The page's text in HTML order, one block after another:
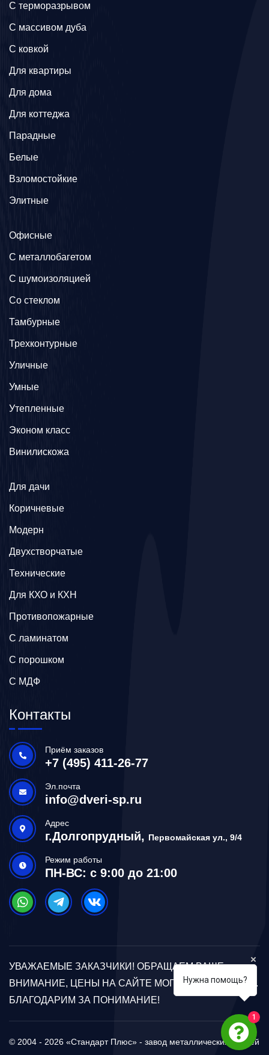
C терморазрывом
C массивом дуба
C ковкой
Для квартиры
Для дома
Для коттеджа
Парадные
Белые
Взломостойкие
Элитные
Офисные
C металлобагетом
С шумоизоляцией
Со стеклом
Тамбурные
Трехконтурные
Уличные
Умные
Утепленные
Эконом класс
Винилискожа
Для дачи
Коричневые
Модерн
Двухстворчатые
Технические
Для КХО и КХН
Противопожарные
С ламинатом
С порошком
С МДФ
Контакты
Приём заказов
+7 (495) 411-26-77
Эл.почта
info@dveri-sp.ru
Адрес
г.Долгопрудный, Первомайская ул., 9/4
Режим работы
ПН-ВС: с 9:00 до 21:00
УВАЖАЕМЫЕ ЗАКАЗЧИКИ! ОБРАЩАЕМ ВАШЕ
ВНИМАНИЕ, ЦЕНЫ НА САЙТЕ МОГУТ ОТЛИЧАТЬСЯ.
БЛАГОДАРИМ ЗА ПОНИМАНИЕ!
© 2004 - 2026 «Стандарт Плюс» - завод металлических дверей
Нужна помощь?
1